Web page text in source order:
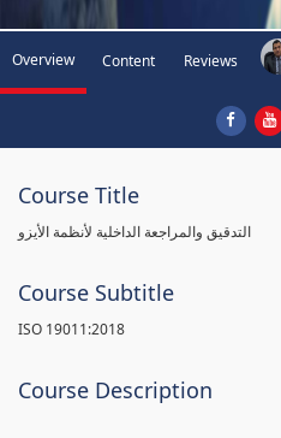
Overview Content Reviews
Course Title
التدقيق والمراجعة الداخلية لأنظمة الأيزو
Course Subtitle
ISO 19011:2018
Course Description